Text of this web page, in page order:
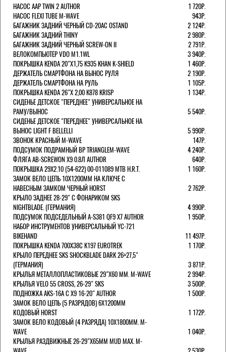
НАСОС AAP TWIN 2 AUTHOR
1 720Р.
НАСОС FLEXI TUBE M-WAVE
943Р.
БАГАЖНИК ЗАДНИЙ ЧЕРНЫЙ СD-20AC OSTAND
2 124Р.
БАГАЖНИК ЗАДНИЙ THINY
2 980Р.
БАГАЖНИК ЗАДНИЙ ЧЕРНЫЙ SCREW-ON II
2 791Р.
ВЕЛОКОМПЬЮТЕР VDO M1.1WL
3 940Р.
ПОКРЫШКА KENDA 20"Х1,75 K935 KHAN K-SHIELD
1 460Р.
ДЕРЖАТЕЛЬ СМАРТФОНА НА ВЫНОС РУЛЯ
2 190Р.
ДЕРЖАТЕЛЬ СМАРТФОНА НА РУЛЬ
1 105Р.
ПОКРЫШКА KENDA 26"Х 2,00 K878 KRISP
1 134Р.
СИДЕНЬЕ ДЕТСКОЕ "ПЕРЕДНЕЕ" УНИВЕРСАЛЬНОЕ НА
РАМУ/ВЫНОС
5 540Р.
СИДЕНЬЕ ДЕТСКОЕ "ПЕРЕДНЕЕ" УНИВЕРСАЛЬНОЕ НА
ВЫНОС LIGHT F BELLELLI
5 990Р.
ЗВОНОК КРАСНЫЙ M-WAVE
147Р.
ПОДСУМОК ПОДРАМНЫЙ BP TRIANGLEM-WAVE
4 240Р.
ФЛЯГА AB-SCREWON X9 0.8Л AUTHOR
640Р.
ПОКРЫШКА 29X2.10 (54-622) 00-011089 MTB H.R.T.
1 160Р.
ЗАМОК ВЕЛО ЦЕПЬ 10Х1200ММ НА КЛЮЧЕ С
НАВЕСНЫМ ЗАМКОМ ЧЕРНЫЙ HORST
2 762Р.
КРЫЛО ЗАДНЕЕ 28-29" С ФОНАРИКОМ SKS
NIGHTBLADE. (ГЕРМАНИЯ)
4 990Р.
ПОДСУМОК ПОДСЕДЕЛЬНЫЙ A-S381 QF9 X7 AUTHOR
1 950Р.
НАБОР ИНСТРУМЕНТОВ УНИВЕРСАЛЬНЫЙ YC-721
BIKEHAND
11 497Р.
ПОКРЫШКА KENDA 700Х38С K197 EUROTREK
1 170Р.
КРЫЛО ПЕРЕДНЕЕ SKS SHOCKBLADE DARK 26+27,5"
(ГЕРМАНИЯ)
3 871Р.
КРЫЛЬЯ МЕТАЛЛОПЛАСТИКОВЫЕ 29"Х60 ММ. M-WAVE
2 994Р.
КРЫЛЬЯ VELO 55 CROSS, 26-29" SKS
3 500Р.
ПОДНОЖКА AKS-16A C X9 16-20" AUTHOR
1 500Р.
ЗАМОК ВЕЛО ЦЕПЬ (5 РАЗРЯДОВ) 6Х1200ММ
КОДОВЫЙ HORST
1 172Р.
ЗАМОК ВЕЛО КОДОВЫЙ (4 РАЗРЯДА) 10Х1800ММ. M-
WAVE
1 040Р.
КРЫЛЬЯ РАЗДВИЖНЫЕ 26-29"Х65ММ MUD MAX. M-